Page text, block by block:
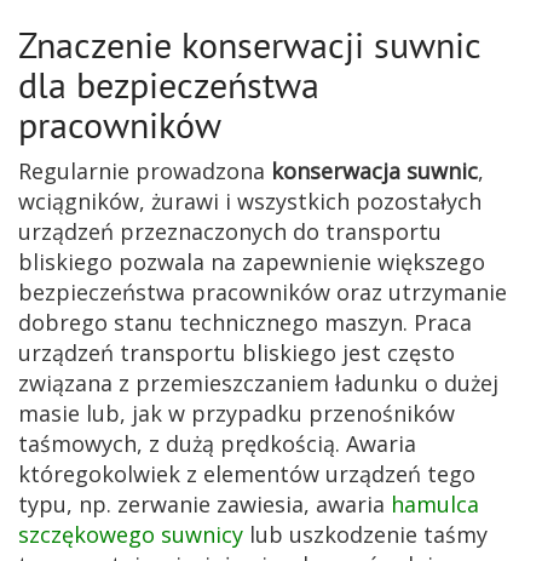
Znaczenie konserwacji suwnic
dla bezpieczeństwa
pracowników
Regularnie prowadzona konserwacja suwnic,
wciągników, żurawi i wszystkich pozostałych
urządzeń przeznaczonych do transportu
bliskiego pozwala na zapewnienie większego
bezpieczeństwa pracowników oraz utrzymanie
dobrego stanu technicznego maszyn. Praca
urządzeń transportu bliskiego jest często
związana z przemieszczaniem ładunku o dużej
masie lub, jak w przypadku przenośników
taśmowych, z dużą prędkością. Awaria
któregokolwiek z elementów urządzeń tego
typu, np. zerwanie zawiesia, awaria hamulca
szczękowego suwnicy lub uszkodzenie taśmy